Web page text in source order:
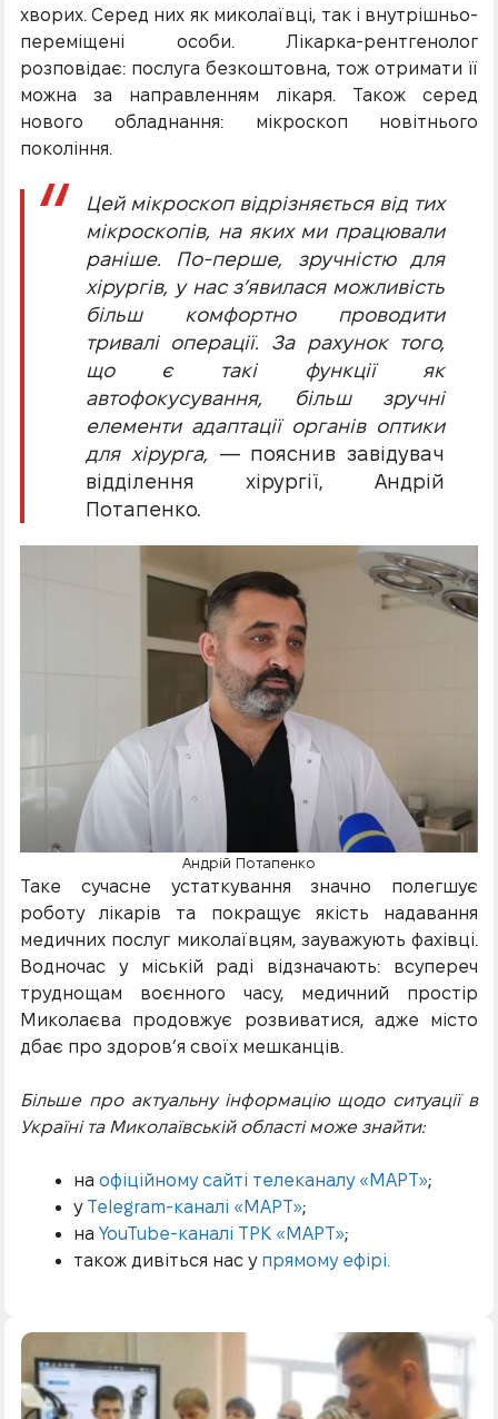
хворих. Серед них як миколаївці, так і внутрішньо-
переміщені особи. Лікарка-рентгенолог
розповідає: послуга безкоштовна, тож отримати її
можна за направленням лікаря. Також серед
нового обладнання: мікроскоп новітнього
покоління.
Цей мікроскоп відрізняється від тих
мікроскопів, на яких ми працювали
раніше. По-перше, зручністю для
хірургів, у нас з’явилася можливість
більш комфортно проводити
тривалі операції. За рахунок того,
що є такі функції як
автофокусування, більш зручні
елементи адаптації органів оптики
для хірурга, — пояснив завідувач
відділення хірургії, Андрій
Потапенко.
Андрій Потапенко
Таке сучасне устаткування значно полегшує
роботу лікарів та покращує якість надавання
медичних послуг миколаївцям, зауважують фахівці.
Водночас у міській раді відзначають: всупереч
труднощам воєнного часу, медичний простір
Миколаєва продовжує розвиватися, адже місто
дбає про здоров’я своїх мешканців.
Більше про актуальну інформацію щодо ситуації в
Україні та Миколаївській області може знайти:
на офіційному сайті телеканалу «МАРТ»;
у Telegram-каналі «МАРТ»;
на YouTube-каналі ТРК «МАРТ»;
також дивіться нас у прямому ефірі.